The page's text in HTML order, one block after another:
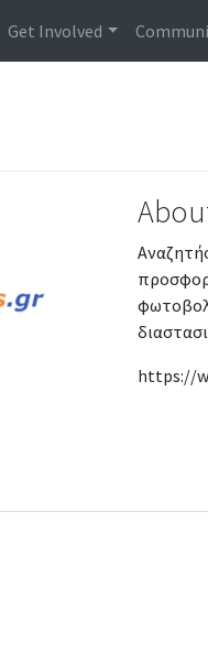
Get Involved
https://